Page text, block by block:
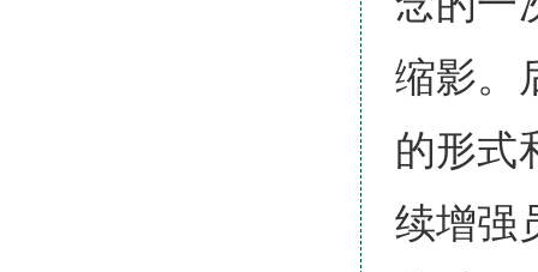
缩影。
的形式
续增强